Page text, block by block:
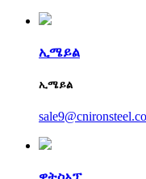
ኢሜይል
ኢሜይል